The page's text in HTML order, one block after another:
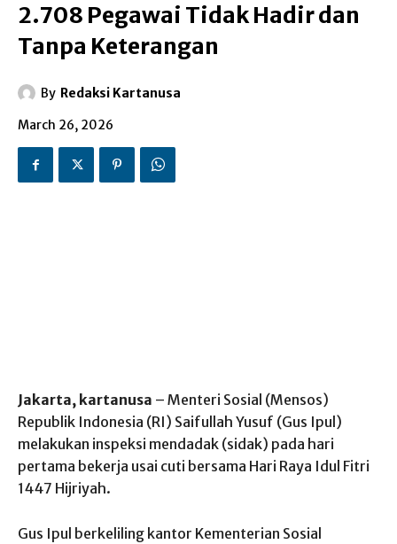
2.708 Pegawai Tidak Hadir dan
Tanpa Keterangan
By Redaksi Kartanusa
March 26, 2026
Jakarta, kartanusa – Menteri Sosial (Mensos)
Republik Indonesia (RI) Saifullah Yusuf (Gus Ipul)
melakukan inspeksi mendadak (sidak) pada hari
pertama bekerja usai cuti bersama Hari Raya Idul Fitri
1447 Hijriyah.
Gus Ipul berkeliling kantor Kementerian Sosial